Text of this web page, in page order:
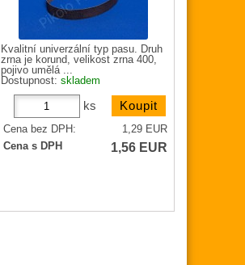
Kvalitní univerzální typ pasu. Druh
zrna je korund, velikost zrna 400,
pojivo umělá ...
Dostupnost: skladem
ks
Cena bez DPH: 1,29 EUR
Cena s DPH
1,56 EUR